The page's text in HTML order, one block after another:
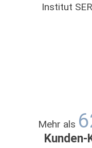
Institut
Mehr als